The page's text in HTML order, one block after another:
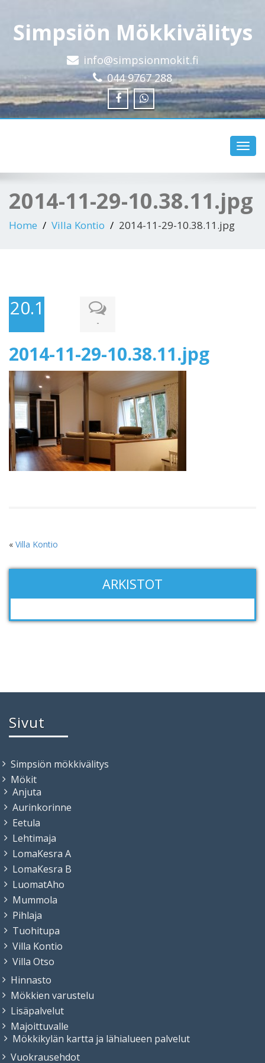
Simpsiön Mökkivälitys
info@simpsionmokit.fi
044 9767 288
2014-11-29-10.38.11.jpg
Home Villa Kontio 2014-11-29-10.38.11.jpg
20.1.2015
-
2014-11-29-10.38.11.jpg
« Villa Kontio
ARKISTOT
Sivut
Simpsiön mökkivälitys
Mökit
Anjuta
Aurinkorinne
Eetula
Lehtimaja
LomaKesra A
LomaKesra B
LuomatAho
Mummola
Pihlaja
Tuohitupa
Villa Kontio
Villa Otso
Hinnasto
Mökkien varustelu
Lisäpalvelut
Majoittuvalle
Mökkikylän kartta ja lähialueen palvelut
Vuokrausehdot